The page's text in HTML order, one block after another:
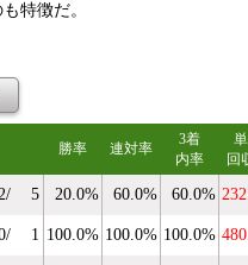
特徴だ。